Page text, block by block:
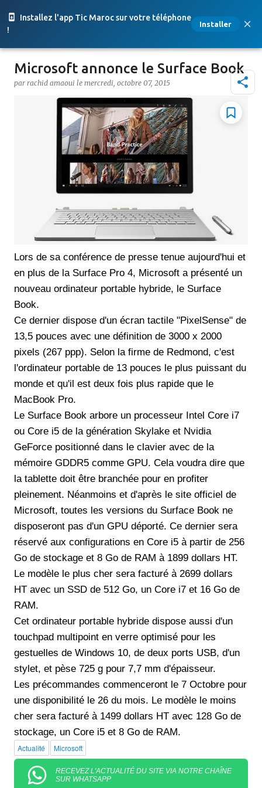
Installez l'app Tic Maroc sur votre téléphone
!
Installer
Accéder au contenu principal
Microsoft annonce le Surface Book
par rachid amaoui le mercredi, octobre 07, 2015
Lors de sa conférence de presse tenue aujourd'hui et
en plus de la Surface Pro 4, Microsoft a présenté un
nouveau ordinateur portable hybride, le Surface
Book.
Ce dernier dispose d'un écran tactile "PixelSense" de
13,5 pouces avec une définition de 3000 x 2000
pixels (267 ppp). Selon la firme de Redmond, c'est
l'ordinateur portable de 13 pouces le plus puissant du
monde et qu'il est deux fois plus rapide que le
MacBook Pro.
Le Surface Book arbore un processeur Intel Core i7
ou Core i5 de la génération Skylake et Nvidia
GeForce positionné dans le clavier avec de la
mémoire GDDR5 comme GPU. Cela voudra dire que
la tablette doit être branchée pour en profiter
pleinement. Néanmoins et d'après le site officiel de
Microsoft, toutes les versions du Surface Book ne
disposeront pas d'un GPU déporté. Ce dernier sera
réservé aux configurations en Core i5 à partir de 256
Go de stockage et 8 Go de RAM à 1899 dollars HT.
Le modèle le plus cher sera facturé à 2699 dollars
HT avec un SSD de 512 Go, un Core i7 et 16 Go de
RAM.
Cet ordinateur portable hybride dispose aussi d'un
touchpad multipoint en verre optimisé pour les
gestuelles de Windows 10, de deux ports USB, d'un
stylet, et pèse 725 g pour 7,7 mm d'épaisseur.
Les précommandes commenceront le 7 Octobre pour
une disponibilité le 26 du mois. Le modèle le moins
cher sera facturé à 1499 dollars HT avec 128 Go de
stockage, un Core i5 et 8 Go de RAM.
Actualité Microsoft
RECEVEZ L'ACTUALITÉ DU SITE VIA NOTRE CHAÎNE
SUR WHATSAPP